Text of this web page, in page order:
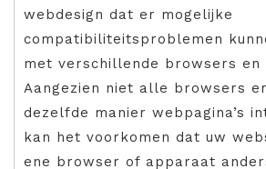
webdesign dat er mogelijke
compatibiliteitsproblemen
met verschillende browsers en
Aangezien niet alle browsers
dezelfde manier webpagina’s
kan het voorkomen dat uw
ene browser of apparaat